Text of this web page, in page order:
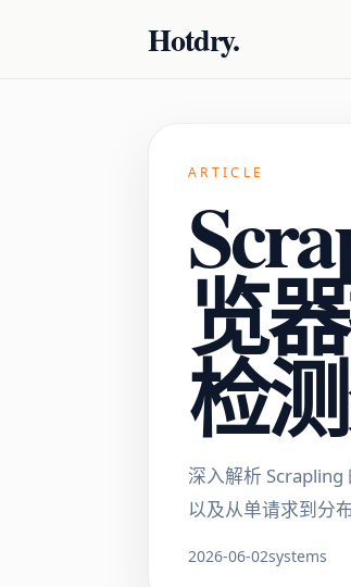
Hotdry.
ARTICLE
览
检
深入解析 Scrapling
以及从单请求到分
2026-06-02systems